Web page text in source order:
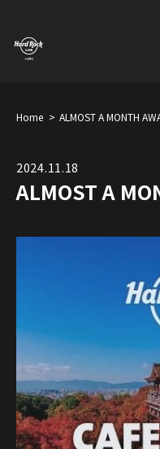
Home ALMOST A MONTH
2024.11.18
ALMOST A